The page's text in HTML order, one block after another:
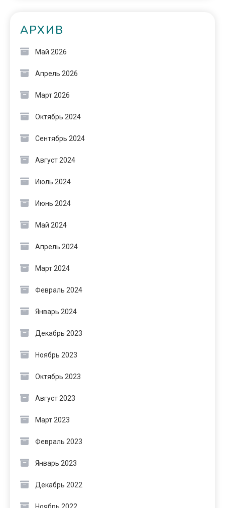
АРХИВ
Май 2026
Апрель 2026
Март 2026
Октябрь 2024
Сентябрь 2024
Август 2024
Июль 2024
Июнь 2024
Май 2024
Апрель 2024
Март 2024
Февраль 2024
Январь 2024
Декабрь 2023
Ноябрь 2023
Октябрь 2023
Август 2023
Март 2023
Февраль 2023
Январь 2023
Декабрь 2022